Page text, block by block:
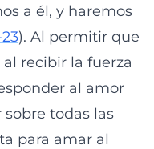
a él, y haremos
). Al permitir que
recibir la fuerza
al amor
todas las
para amar al